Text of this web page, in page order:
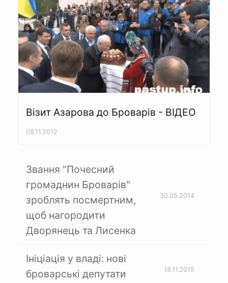
Візит Азарова до Броварів - ВІДЕО
08.11.2012
Звання "Почесний
громаднин Броварів"
зроблять посмертним,
щоб нагородити
Дворянець та Лисенка
30.05.2014
Ініціація у владі: нові
броварські депутати
18.11.2015